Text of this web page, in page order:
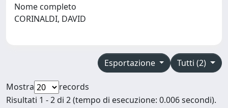
Nome completo
CORINALDI, DAVID
Tutti (2)
Esportazione
Mostra
records
Risultati 1 - 2 di 2 (tempo di esecuzione: 0.006 secondi).